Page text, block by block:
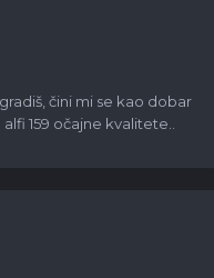
čini mi se kao dobar
159 očajne kvalitete..